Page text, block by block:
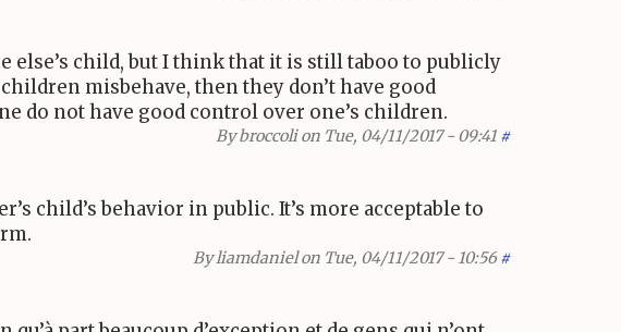
else’s child, but I think that it is still taboo to publicly
misbehave, then they don’t have good
do not have good control over one’s children.
Bybroccolion Tue, 04/11/2017 - 09:41 #
child’s behavior in public. It’s more acceptable to
Byliamdanielon Tue, 04/11/2017 - 10:56 #